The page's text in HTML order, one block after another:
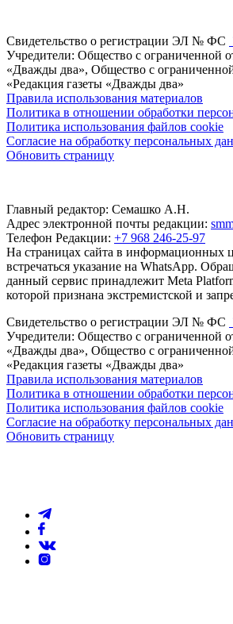
Свидетельство о регистрации ЭЛ № ФС
Учредители: Общество с ограниченной
«Дважды два», Общество с
«Редакция газеты «Дважды два»
Правила использования материалов
Политика в отношении обработки
Политика использования файлов cookie
Согласие на обработку персональных
Обновить страницу
Главный редактор: Семашко А.Н.
Адрес электронной почты редакции:
Телефон Редакции: +7 968 246-25-97
На страницах сайта в информационных
встречаться указание на WhatsApp.
данный сервис принадлежит Meta
которой признана экстремистской и
Свидетельство о регистрации ЭЛ № ФС
Учредители: Общество с ограниченной
«Дважды два», Общество с
«Редакция газеты «Дважды два»
Правила использования материалов
Политика в отношении обработки
Политика использования файлов cookie
Согласие на обработку персональных
Обновить страницу